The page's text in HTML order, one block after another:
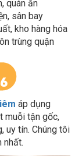
kho hàng hóa
trùng quận
tận gốc,
tín. Chúng tôi
nhất.